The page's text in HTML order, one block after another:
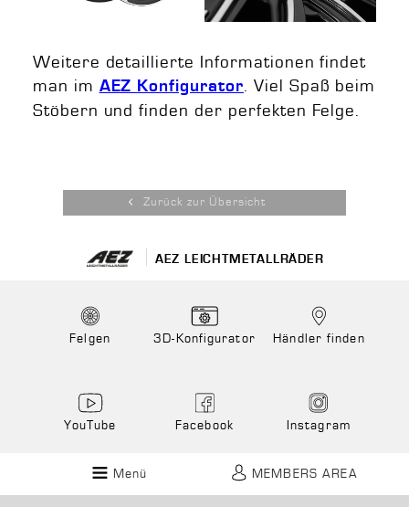
Weitere detaillierte Informationen findet
man im AEZ Konfigurator. Viel Spaß beim
Stöbern und finden der perfekten Felge.
Zurück zur Übersicht
AEZ LEICHTMETALLRÄDER
Felgen 3D-Konfigurator Händler finden
YouTube Facebook Instagram
Menü MEMBERS AREA